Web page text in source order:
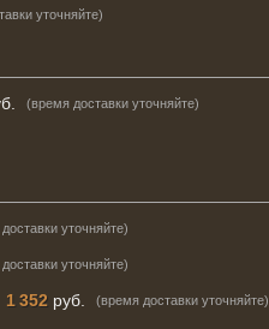
уточняйте)
(время доставки уточняйте)
уточняйте)
уточняйте)
1 352 руб. (время доставки уточняйте)